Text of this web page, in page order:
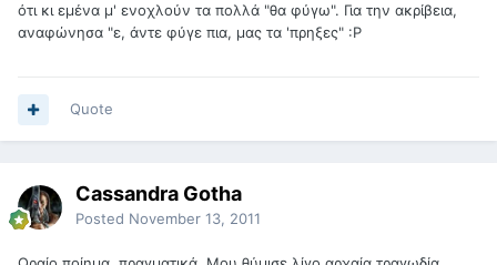
ότι κι εμένα μ' ενοχλούν τα πολλά "θα φύγω". Για την ακρίβεια,
αναφώνησα "ε, άντε φύγε πια, μας τα 'πρηξες" :Ρ
Quote
Cassandra Gotha
Posted November 13, 2011